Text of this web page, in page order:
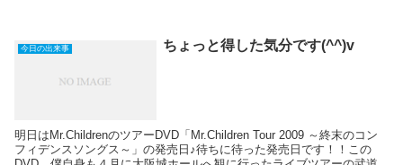
今日の出来事 ちょっと得した気分です(^^)v
明日はMr.ChildrenのツアーDVD「Mr.Children Tour 2009 ～終末のコン
フィデンスソングス～」の発売日♪待ちに待った発売日です！！この